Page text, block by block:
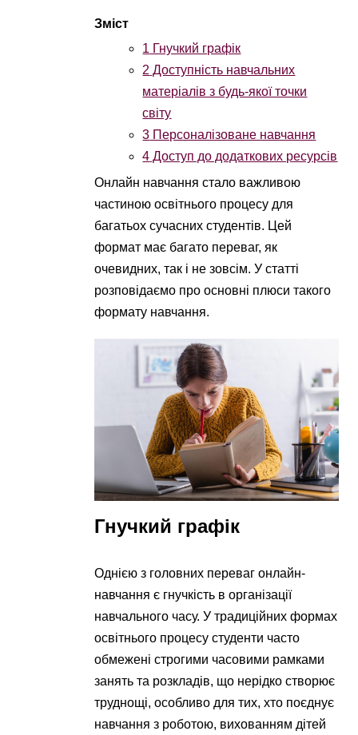
1 Гнучкий графік
2 Доступність навчальних
матеріалів з будь-якої точки
світу
3 Персоналізоване навчання
4 Доступ до додаткових ресурсів
Онлайн навчання стало важливою
частиною освітнього процесу для
багатьох сучасних студентів. Цей
формат має багато переваг, як
очевидних, так і не зовсім. У статті
розповідаємо про основні плюси такого
формату навчання.
Гнучкий графік
Однією з головних переваг онлайн-
навчання є гнучкість в організації
навчального часу. У традиційних формах
освітнього процесу студенти часто
обмежені строгими часовими рамками
занять та розкладів, що нерідко створює
труднощі, особливо для тих, хто поєднує
навчання з роботою, вихованням дітей